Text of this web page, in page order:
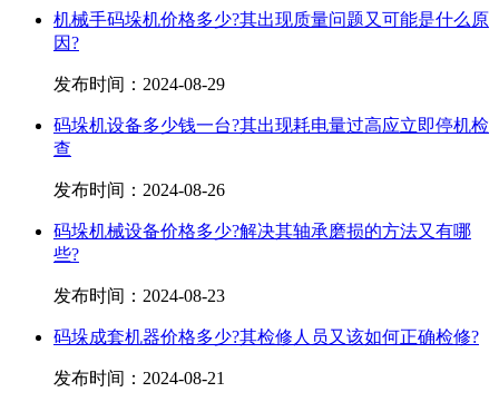
机械手码垛机价格多少?其出现质量问题又可能是什么原
因?
发布时间： 2024-08-29
码垛机设备多少钱一台?其出现耗电量过高应立即停机检
查
发布时间： 2024-08-26
码垛机械设备价格多少?解决其轴承磨损的方法又有哪
些?
发布时间： 2024-08-23
码垛成套机器价格多少?其检修人员又该如何正确检修?
发布时间： 2024-08-21